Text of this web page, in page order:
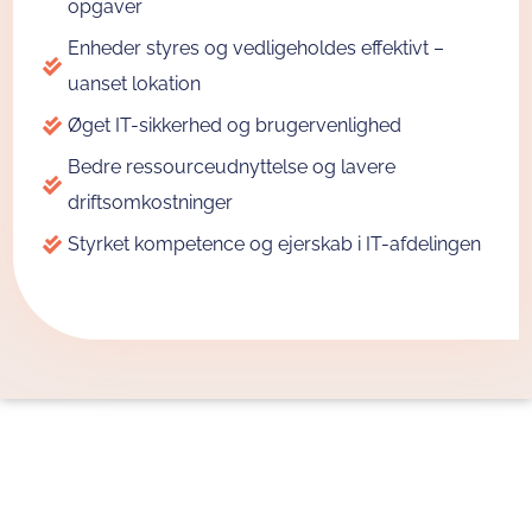
opgaver
Enheder styres og vedligeholdes effektivt –
uanset lokation
Øget IT-sikkerhed og brugervenlighed
Bedre ressourceudnyttelse og lavere
driftsomkostninger
Styrket kompetence og ejerskab i IT-afdelingen